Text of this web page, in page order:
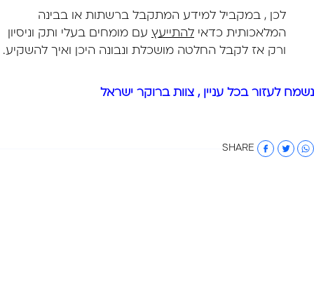
לכן , במקביל למידע המתקבל ברשתות או בבינה
המלאכותית כדאי להתייעץ עם מומחים בעלי ותק וניסיון
ורק אז לקבל החלטה מושכלת ונבונה היכן ואיך להשקיע.
נשמח לעזור בכל עניין , צוות ברוקר ישראל
SHARE